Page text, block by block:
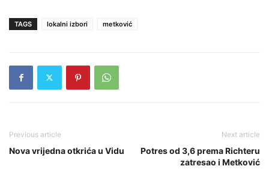
TAGS lokalni izbori metković
Previous article
Nova vrijedna otkrića u Vidu
Next article
Potres od 3,6 prema Richteru
zatresao i Metković